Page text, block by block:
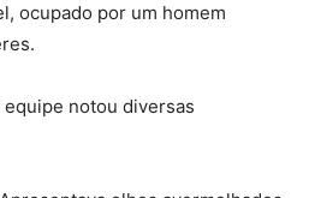
ocupado por um homem
equipe notou diversas